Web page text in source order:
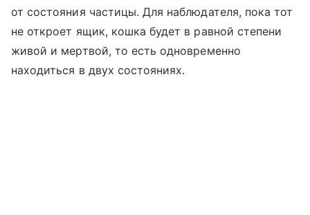
от состояния частицы. Для наблюдателя, пока тот
не откроет ящик, кошка будет в равной степени
живой и мертвой, то есть одновременно
находиться в двух состояниях.